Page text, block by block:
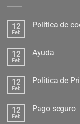
12
Feb
Política de
12
Feb
Ayuda
12
Feb
Política de
12
Feb
Pago seguro